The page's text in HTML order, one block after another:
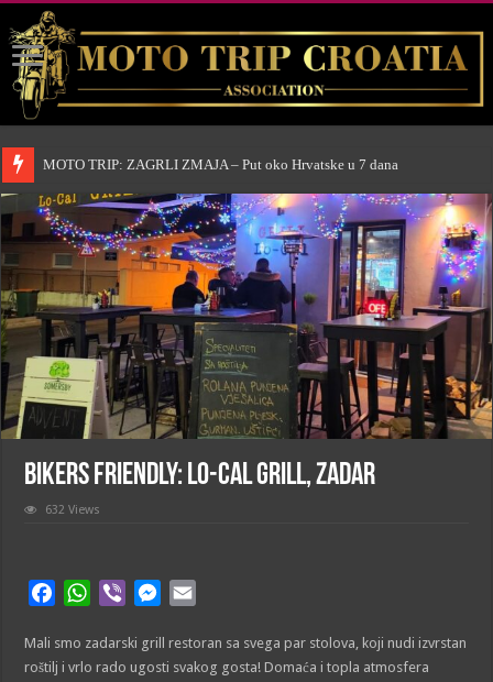
MOTO TRIP: ZAGRLI ZMAJA – Put oko Hrvatske u 7 dana
BIKERS FRIENDLY: Lo-Cal Grill, Zadar
632 Views
c
e
W
a
t
b
e
M
s
s
a
i
Mali smo zadarski grill restoran sa svega par stolova, koji nudi izvrstan
roštilj i vrlo rado ugosti svakog gosta! Domaća i topla atmosfera